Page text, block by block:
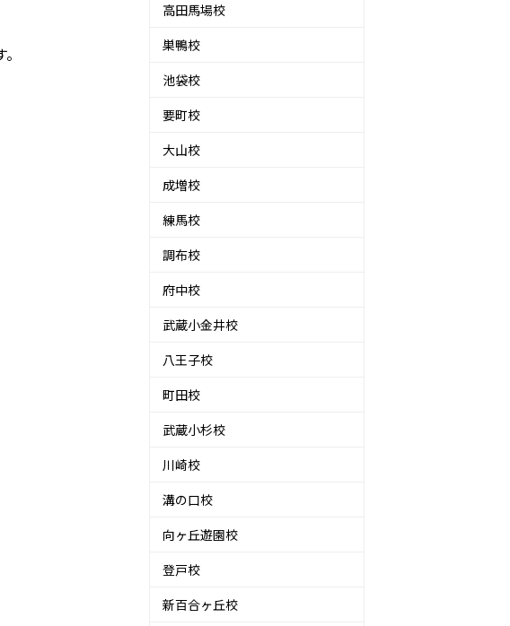
高田馬場校
巣鴨校
池袋校
要町校
大山校
成増校
練馬校
調布校
府中校
武蔵小金井校
八王子校
町田校
武蔵小杉校
川崎校
溝の口校
向ヶ丘遊園校
登戸校
新百合ヶ丘校